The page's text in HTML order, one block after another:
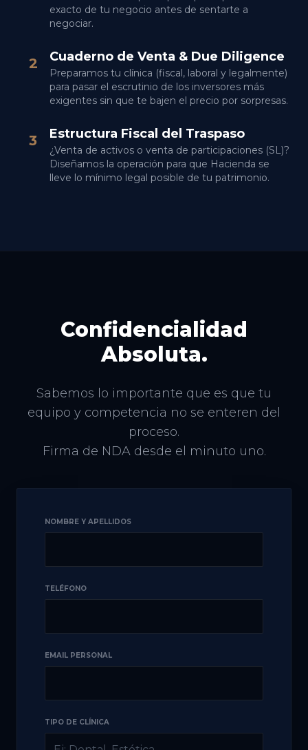
exacto de tu negocio antes de sentarte a
negociar.
2 Cuaderno de Venta & Due Diligence
Preparamos tu clínica (fiscal, laboral y legalmente)
para pasar el escrutinio de los inversores más
exigentes sin que te bajen el precio por sorpresas.
3 Estructura Fiscal del Traspaso
¿Venta de activos o venta de participaciones (SL)?
Diseñamos la operación para que Hacienda se
lleve lo mínimo legal posible de tu patrimonio.
Confidencialidad
Absoluta.
Sabemos lo importante que es que tu
equipo y competencia no se enteren del
proceso.
Firma de NDA desde el minuto uno.
NOMBRE Y APELLIDOS
TELÉFONO
EMAIL PERSONAL
TIPO DE CLÍNICA